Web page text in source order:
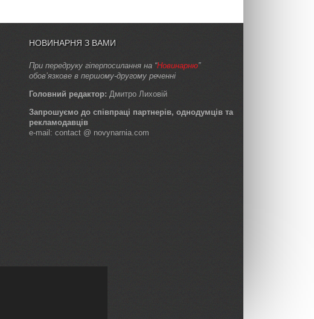
НОВИНАРНЯ З ВАМИ
При передруку гіперпосилання на “Новинарню”
обов’язкове в першому-другому реченні
Головний редактор: Дмитро Лиховій
Запрошуємо до співпраці партнерів, однодумців та
рекламодавців
e-mail: contact @ novynarnia.com